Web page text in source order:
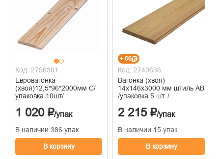
Код: 2756301
Евровагонка
(хвоя)12,5*96*2000мм С/
упаковка 10шт/
1 020 ₽/упак
В наличии 386 упак
В корзину
+ 66
Код: 2740636
Вагонка (хвоя)
14х146х3000 мм штиль AB
/упаковка 5 шт. /
2 215 ₽/упак
В наличии 15 упак
В корзину